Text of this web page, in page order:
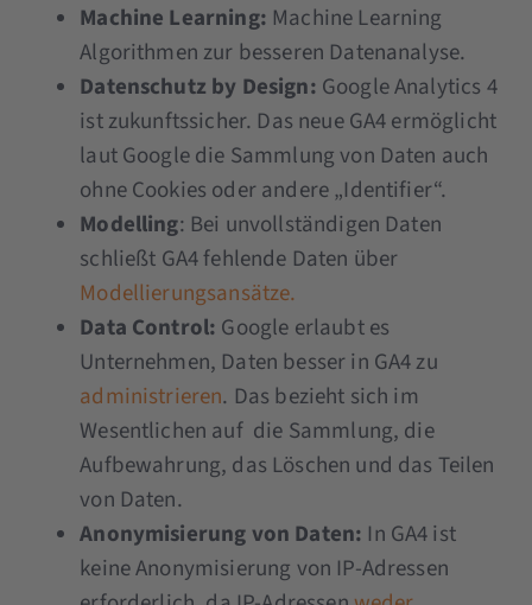
Machine Learning: Machine Learning
Algorithmen zur besseren Datenanalyse.
Datenschutz by Design: Google Analytics 4
ist zukunftssicher. Das neue GA4 ermöglicht
laut Google die Sammlung von Daten auch
ohne Cookies oder andere „Identifier“.
Modelling: Bei unvollständigen Daten
schließt GA4 fehlende Daten über
Modellierungsansätze.
Data Control: Google erlaubt es
Unternehmen, Daten besser in GA4 zu
administrieren. Das bezieht sich im
Wesentlichen auf die Sammlung, die
Aufbewahrung, das Löschen und das Teilen
von Daten.
Anonymisierung von Daten: In GA4 ist
keine Anonymisierung von IP-Adressen